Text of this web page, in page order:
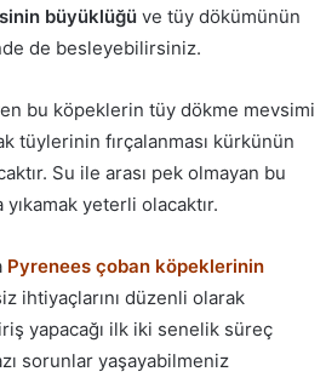
büyüklüğü ve tüy dökümünün
de besleyebilirsiniz.
bu köpeklerin tüy dökme mevsimi
tüylerinin fırçalanması kürkünün
Su ile arası pek olmayan bu
yeterli olacaktır.
Pyrenees çoban köpeklerinin
ihtiyaçlarını düzenli olarak
yapacağı ilk iki senelik süreç
sorunlar yaşayabilmeniz